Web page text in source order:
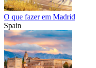
O que fazer em Madrid
Spain